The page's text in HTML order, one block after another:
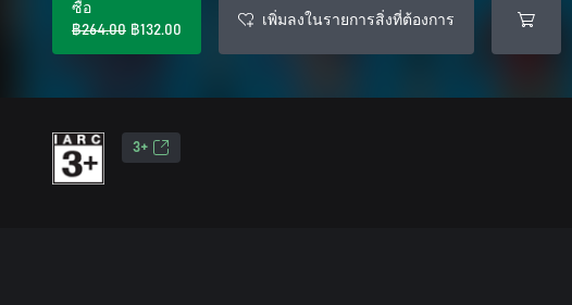
ซื้อ
฿264.00 ฿132.00
เพิ่มลงในรายการสิ่งที่ต้องการ
3+